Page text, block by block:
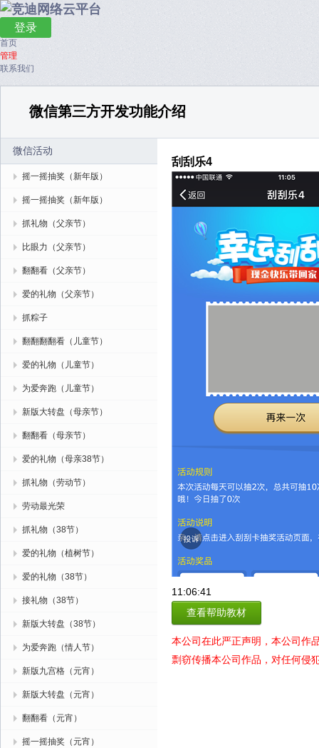
登录
首页
管理
联系我们
微信第三方开发功能介绍
微信活动
摇一摇抽奖（新年版）
摇一摇抽奖（新年版）
抓礼物（父亲节）
比眼力（父亲节）
翻翻看（父亲节）
爱的礼物（父亲节）
抓粽子
翻翻翻翻看（儿童节）
爱的礼物（儿童节）
为爱奔跑（儿童节）
新版大转盘（母亲节）
翻翻看（母亲节）
爱的礼物（母亲38节）
抓礼物（劳动节）
劳动最光荣
抓礼物（38节）
爱的礼物（植树节）
爱的礼物（38节）
接礼物（38节）
新版大转盘（38节）
为爱奔跑（情人节）
新版九宫格（元宵）
新版大转盘（元宵）
翻翻看（元宵）
摇一摇抽奖（元宵）
刮刮乐4
11:06:41
查看帮助教材
本公司在此严正声明，本公司作
剽窃传播本公司作品，对任何侵